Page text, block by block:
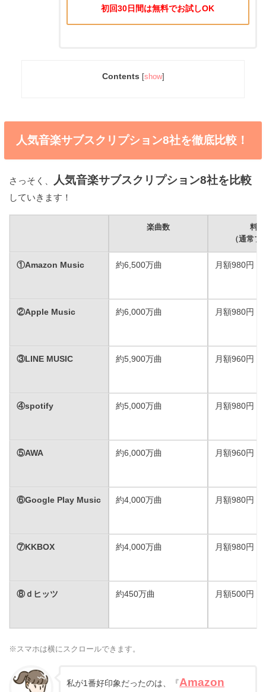
初回30日間は無料でお試しOK
Contents [show]
人気音楽サブスクリプション8社を徹底比較！
さっそく、 人気音楽サブスクリプション8社を比較
していきます！
楽曲数
料金
（通常プ
①Amazon Music 約6,500万曲 月額980円
②Apple Music 約6,000万曲 月額980円
③LINE MUSIC 約5,900万曲 月額960円
④spotify 約5,000万曲 月額980円
⑤AWA 約6,000万曲 月額960円
⑥Google Play Music 約4,000万曲 月額980円
⑦KKBOX 約4,000万曲 月額980円
⑧ｄヒッツ 約450万曲 月額500円
※スマホは横にスクロールできます。
私が1番好印象だったのは、『Amazon